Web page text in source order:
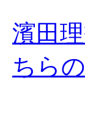
濱田
ちら